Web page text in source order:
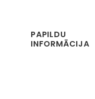
PAPILDU
INFORMĀCIJA